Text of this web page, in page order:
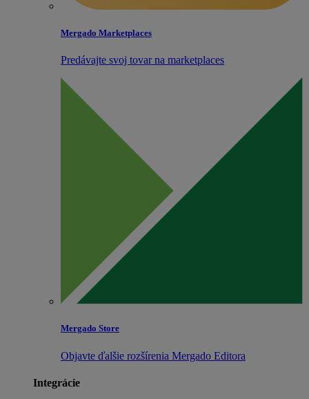
Mergado Marketplaces
Predávajte svoj tovar na marketplaces
Mergado Store
Objavte ďalšie rozšírenia Mergado Editora
Integrácie